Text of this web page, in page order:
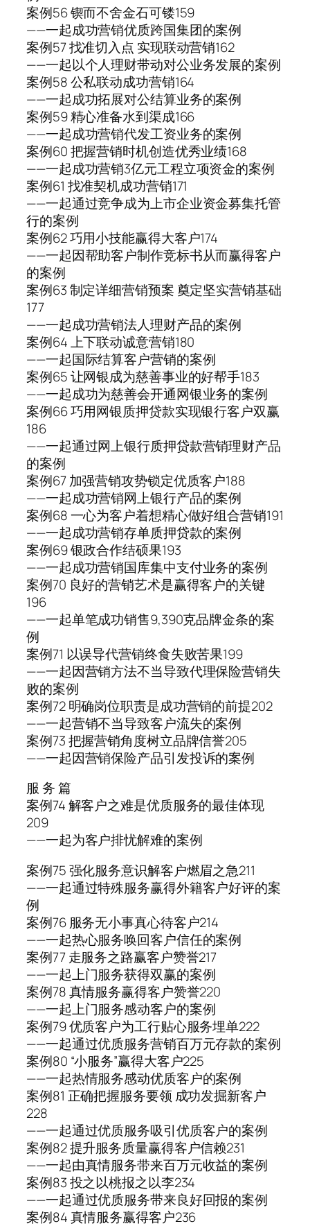
案例56 锲而不舍金石可镂159
——一起成功营销优质跨国集团的案例
案例57 找准切入点 实现联动营销162
——一起以个人理财带动对公业务发展的案例
案例58 公私联动成功营销164
——一起成功拓展对公结算业务的案例
案例59 精心准备水到渠成166
——一起成功营销代发工资业务的案例
案例60 把握营销时机创造优秀业绩168
——一起成功营销3亿元工程立项资金的案例
案例61 找准契机成功营销171
——一起通过竞争成为上市企业资金募集托管
行的案例
案例62 巧用小技能赢得大客户174
——一起因帮助客户制作竞标书从而赢得客户
的案例
案例63 制定详细营销预案 奠定坚实营销基础
177
——一起成功营销法人理财产品的案例
案例64 上下联动诚意营销180
——一起国际结算客户营销的案例
案例65 让网银成为慈善事业的好帮手183
——一起成功为慈善会开通网银业务的案例
案例66 巧用网银质押贷款实现银行客户双赢
186
——一起通过网上银行质押贷款营销理财产品
的案例
案例67 加强营销攻势锁定优质客户188
——一起成功营销网上银行产品的案例
案例68 一心为客户着想精心做好组合营销191
——一起成功营销存单质押贷款的案例
案例69 银政合作结硕果193
——一起成功营销国库集中支付业务的案例
案例70 良好的营销艺术是赢得客户的关键
196
——一起单笔成功销售9,390克品牌金条的案
例
案例71 以误导代营销终食失败苦果199
——一起因营销方法不当导致代理保险营销失
败的案例
案例72 明确岗位职责是成功营销的前提202
——一起营销不当导致客户流失的案例
案例73 把握营销角度树立品牌信誉205
——一起因营销保险产品引发投诉的案例
服 务 篇
案例74 解客户之难是优质服务的最佳体现
209
——一起为客户排忧解难的案例
案例75 强化服务意识解客户燃眉之急211
——一起通过特殊服务赢得外籍客户好评的案
例
案例76 服务无小事真心待客户214
——一起热心服务唤回客户信任的案例
案例77 走服务之路赢客户赞誉217
——一起上门服务获得双赢的案例
案例78 真情服务赢得客户赞誉220
——一起上门服务感动客户的案例
案例79 优质客户为工行贴心服务埋单222
——一起通过优质服务营销百万元存款的案例
案例80 “小服务”赢得大客户225
——一起热情服务感动优质客户的案例
案例81 正确把握服务要领 成功发掘新客户
228
——一起通过优质服务吸引优质客户的案例
案例82 提升服务质量赢得客户信赖231
——一起由真情服务带来百万元收益的案例
案例83 投之以桃报之以李234
——一起通过优质服务带来良好回报的案例
案例84 真情服务赢得客户236